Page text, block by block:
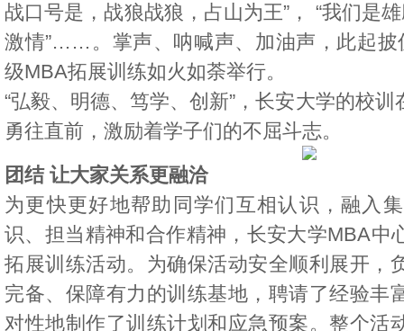
战口号是，战狼战狼，占山为王”， “我们是
激情”……。掌声、呐喊声、加油声，此起披
级MBA拓展训练如火如荼举行。
“弘毅、明德、笃学、创新”，长安大学的校
勇往直前，激励着学子们的不屈斗志。
团结 让大家关系更融洽
为更快更好地帮助同学们互相认识，融入
识、担当精神和合作精神，长安大学MBA中
拓展训练活动。为确保活动安全顺利展开，
完备、保障有力的训练基地，聘请了经验丰
对性地制作了训练计划和应急预案。整个活